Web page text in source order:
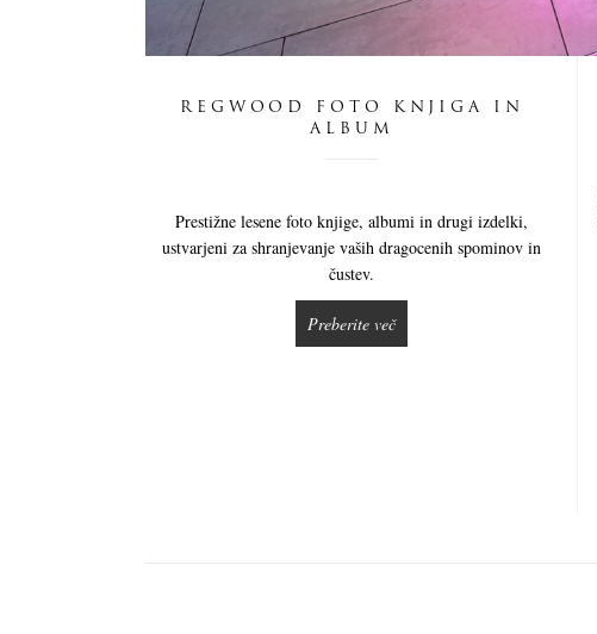
REGWOOD FOTO KNJIGA IN
ALBUM
Prestižne lesene foto knjige, albumi in drugi izdelki,
ustvarjeni za shranjevanje vaših dragocenih spominov in
čustev.
Preberite več